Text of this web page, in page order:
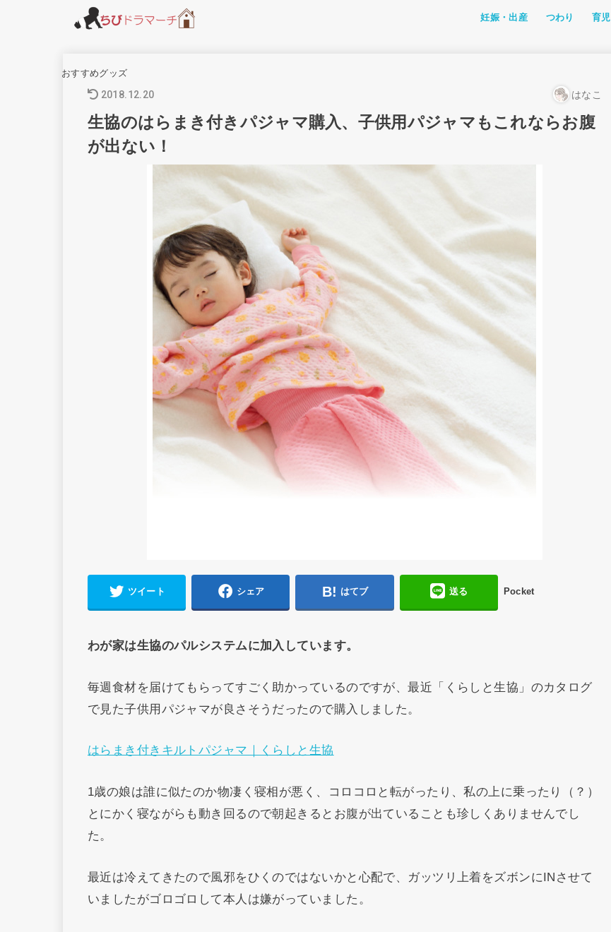
妊娠・出産 つわり 育児
おすすめグッズ
2018.12.20 はなこ
生協のはらまき付きパジャマ購入、子供用パジャマもこれならお腹
が出ない！
ツイート シェア はてブ 送る Pocket
わが家は生協のパルシステムに加入しています。
毎週食材を届けてもらってすごく助かっているのですが、最近「くらしと生協」のカタログ
で見た子供用パジャマが良さそうだったので購入しました。
はらまき付きキルトパジャマ｜くらしと生協
1歳の娘は誰に似たのか物凄く寝相が悪く、コロコロと転がったり、私の上に乗ったり（？）
とにかく寝ながらも動き回るので朝起きるとお腹が出ていることも珍しくありませんでし
た。
最近は冷えてきたので風邪をひくのではないかと心配で、ガッツリ上着をズボンにINさせて
いましたがゴロゴロして本人は嫌がっていました。